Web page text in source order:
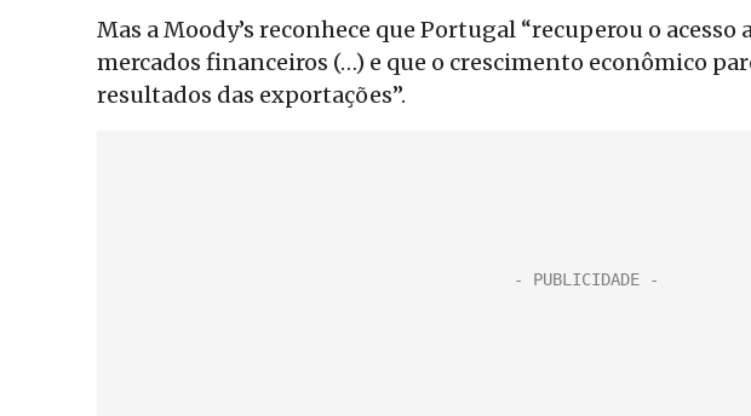
Mas a Moody’s reconhece que Portugal “recuperou o
mercados financeiros (…) e que o crescimento econômico
resultados das exportações”.